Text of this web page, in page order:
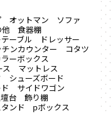
オットマン
ソファ
食器棚
ーブル
ドレッサー
チンカウンター
コタツ
ーボックス
ス
マットレス
シューズボード
サイドワゴン
台
飾り棚
ンド pボックス